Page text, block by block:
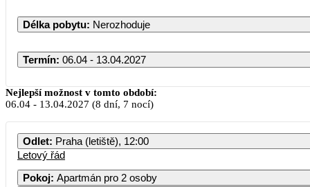
Délka pobytu: Nerozhoduje
Termín: 06.04 - 13.04.2027
Nejlepší možnost v tomto období:
06.04 - 13.04.2027 (8 dní, 7 nocí)
Odlet: Praha (letiště), 12:00
Letový řád
Pokoj: Apartmán pro 2 osoby